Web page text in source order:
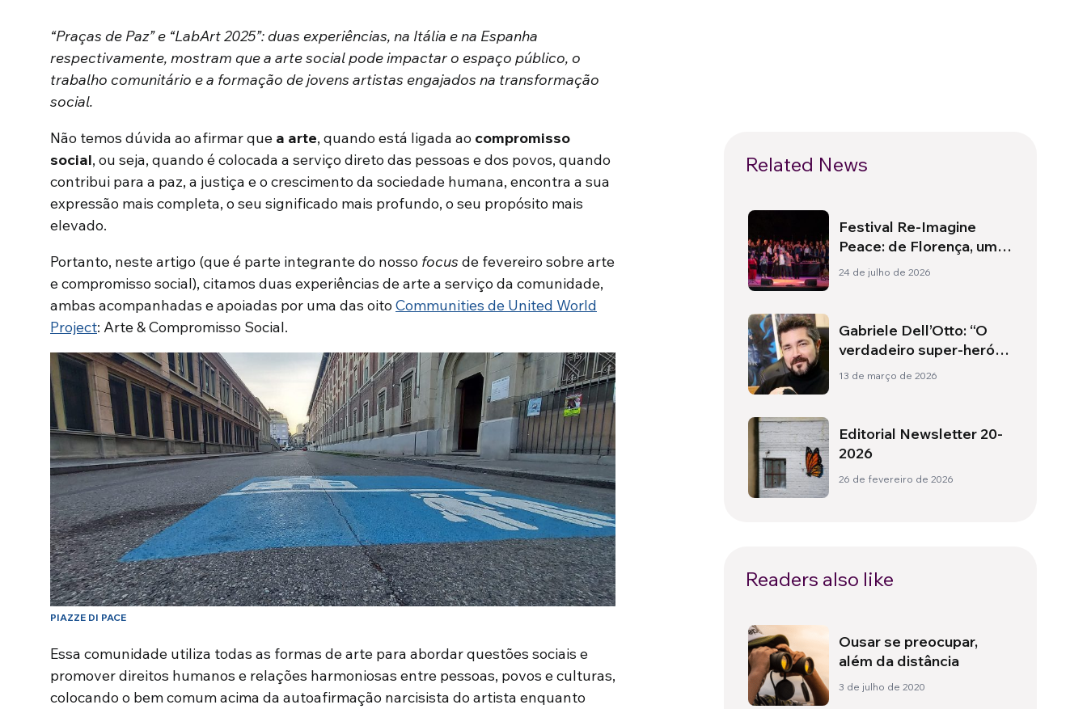
“Praças de Paz” e “LabArt 2025”: duas experiências, na Itália e na Espanha
respectivamente, mostram que a arte social pode impactar o espaço público, o
trabalho comunitário e a formação de jovens artistas engajados na transformação
social.
Não temos dúvida ao afirmar que a arte, quando está ligada ao compromisso
social, ou seja, quando é colocada a serviço direto das pessoas e dos povos, quando
contribui para a paz, a justiça e o crescimento da sociedade humana, encontra a sua
expressão mais completa, o seu significado mais profundo, o seu propósito mais
elevado.
Portanto, neste artigo (que é parte integrante do nosso focus de fevereiro sobre arte
e compromisso social), citamos duas experiências de arte a serviço da comunidade,
ambas acompanhadas e apoiadas por uma das oito Communities de United World
Project: Arte & Compromisso Social.
PIAZZE DI PACE
Essa comunidade utiliza todas as formas de arte para abordar questões sociais e
promover direitos humanos e relações harmoniosas entre pessoas, povos e culturas,
colocando o bem comum acima da autoafirmação narcisista do artista enquanto
Related News
Festival Re-Imagine
Peace: de Florença, um
hino à paz
24 de julho de 2026
Gabriele Dell’Otto: “O
verdadeiro super-herói é
aquele que consegue
13 de março de 2026
Editorial Newsletter 20-
2026
26 de fevereiro de 2026
Readers also like
Ousar se preocupar,
além da distância
3 de julho de 2020